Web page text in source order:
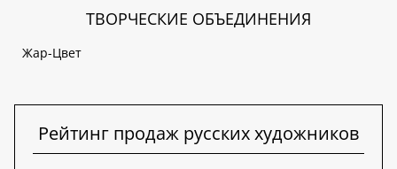
ТВОРЧЕСКИЕ ОБЪЕДИНЕНИЯ
Жар-Цвет
Рейтинг продаж русских художников